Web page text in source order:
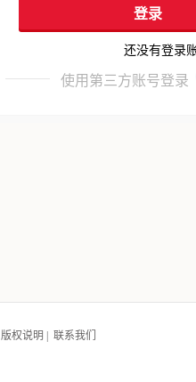
还没有登录
使用第三方账号登录
版权说明 联系我们